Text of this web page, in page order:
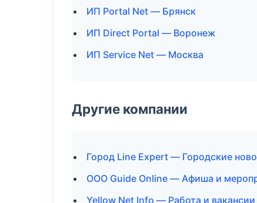
ИП Portal Net — Брянск
ИП Direct Portal — Воронеж
ИП Service Net — Москва
Другие компании
Город Line Expert — Городские
ООО Guide Online — Афиша и
Yellow Net Info — Работа и